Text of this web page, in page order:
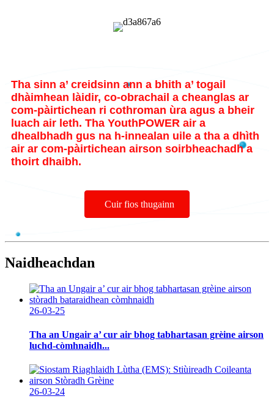
Tha sinn a’ creidsinn ann a bhith a’ togail
dhàimhean làidir, co-obrachail a cheanglas ar
com-pàirtichean ri cothroman ùra agus a bheir
luach air leth. Tha YouthPOWER air a
dhealbhadh gus na h-innealan uile a tha a dhìth
air ar com-pàirtichean airson soirbheachadh a
thoirt dhaibh.
Cuir fios thugainn
Naidheachdan
26-03-25
Tha an Ungair a’ cur air bhog tabhartasan grèine airson
luchd-còmhnaidh...
26-03-24